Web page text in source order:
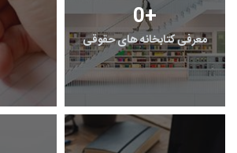
0+
معرفی کتابخانه های حقوقی